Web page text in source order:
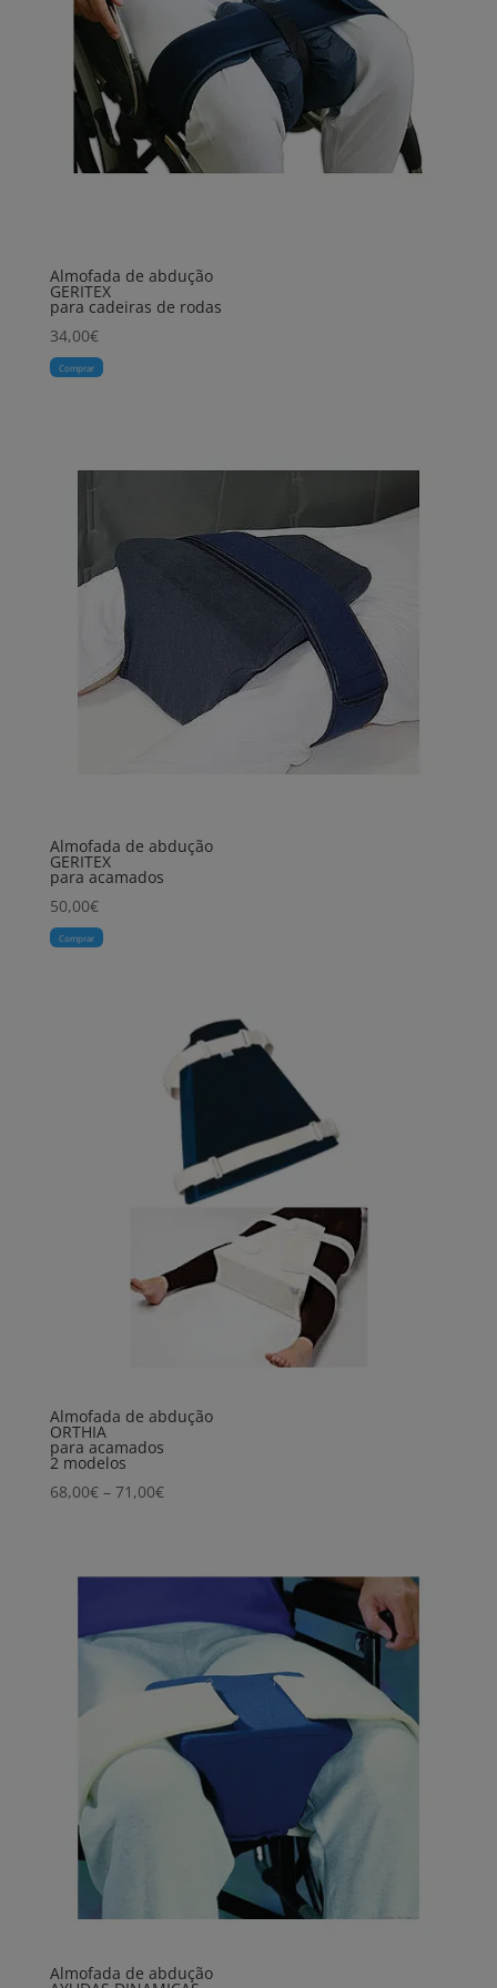
Almofada de abdução
GERITEX
para cadeiras de rodas
34,00€
Comprar
Almofada de abdução
GERITEX
para acamados
50,00€
Comprar
Almofada de abdução
ORTHIA
para acamados
2 modelos
68,00€ – 71,00€Price
Almofada de abdução